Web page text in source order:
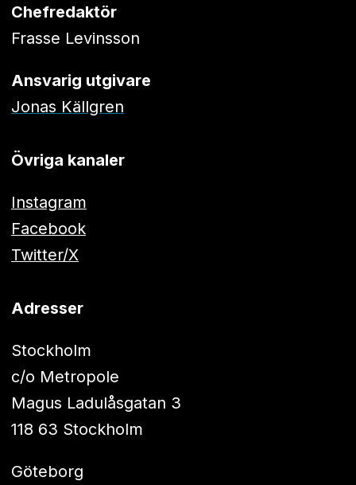
Chefredaktör
Frasse Levinsson
Ansvarig utgivare
Jonas Källgren
Övriga kanaler
Instagram
Facebook
Twitter/X
Adresser
Stockholm
c/o Metropole
Magus Ladulåsgatan 3
118 63 Stockholm
Göteborg